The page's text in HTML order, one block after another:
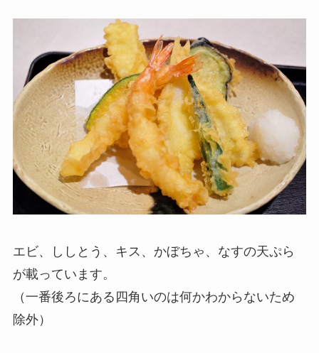
エビ、ししとう、キス、かぼちゃ、なすの天ぷら
が載っています。
（一番後ろにある四角いのは何かわからないため
除外）